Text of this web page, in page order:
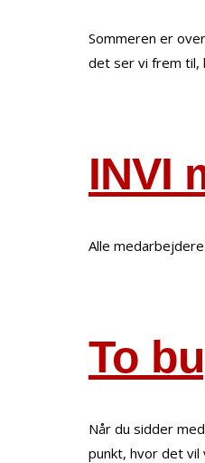
Sommeren er
det ser vi frem til,
INVI
Alle
To
Når du sidder
punkt, hvor det